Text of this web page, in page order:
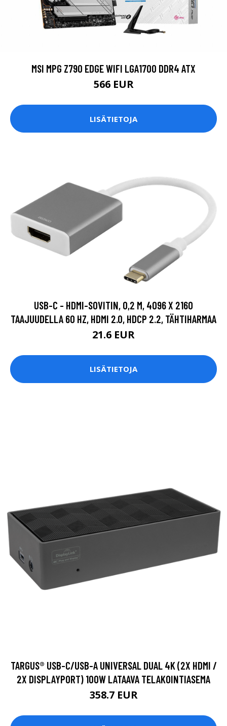
MSI MPG Z790 EDGE WIFI LGA1700 DDR4 ATX
566 EUR
LISÄTIETOJA
USB-C - HDMI-SOVITIN, 0,2 M, 4096 X 2160
TAAJUUDELLA 60 HZ, HDMI 2.0, HDCP 2.2, TÄHTIHARMAA
21.6 EUR
LISÄTIETOJA
TARGUS® USB-C/USB-A UNIVERSAL DUAL 4K (2X HDMI /
2X DISPLAYPORT) 100W LATAAVA TELAKOINTIASEMA
358.7 EUR